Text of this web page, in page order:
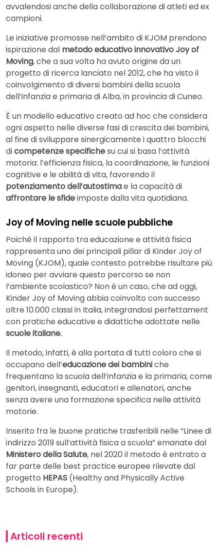
avvalendosi anche della collaborazione di atleti ed ex
campioni.
Le iniziative promosse nell’ambito di KJOM prendono
ispirazione dal metodo educativo innovativo Joy of
Moving, che a sua volta ha avuto origine da un
progetto di ricerca lanciato nel 2012, che ha visto il
coinvolgimento di diversi bambini della scuola
dell’infanzia e primaria di Alba, in provincia di Cuneo.
È un modello educativo creato ad hoc che considera
ogni aspetto nelle diverse fasi di crescita dei bambini,
al fine di sviluppare sinergicamente i quattro blocchi
dicompetenze specifichesu cui si basa l’attività
motoria: l’efficienza fisica, la coordinazione, le funzioni
cognitive e le abilità di vita, favorendo il
potenziamento dell’autostimae la capacità di
affrontare le sfideimposte dalla vita quotidiana.
Joy of Moving nelle scuole pubbliche
Poiché il rapporto tra educazione e attività fisica
rappresenta uno dei principali pillar di Kinder Joy of
Moving (KJOM), quale contesto potrebbe risultare più
idoneo per avviare questo percorso se non
l’ambiente scolastico? Non è un caso, che ad oggi,
Kinder Joy of Moving abbia coinvolto con successo
oltre 10.000 classi in Italia, integrandosi perfettament
con pratiche educative e didattiche adottate nelle
scuole italiane.
Il metodo, infatti, è alla portata di tutti coloro che si
occupano dell’educazione dei bambiniche
frequentano la scuola dell’infanzia e la primaria, come
genitori, insegnanti, educatori e allenatori, anche
senza avere una formazione specifica nelle attività
motorie.
Inserito fra le buone pratiche trasferibili nelle “Linee di
indirizzo 2019 sull’attività fisica a scuola” emanate dal
Ministero della Salute, nel 2020 il metodo è entrato a
far parte delle best practice europee rilevate dal
progetto HEPAS (Healthy and Physically Active
Schools in Europe).
Articoli recenti